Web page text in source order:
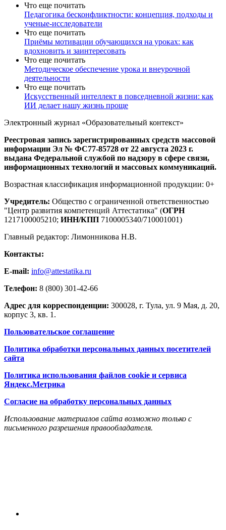
Что еще почитать
Педагогика бесконфликтности: концепция, подходы и
ученые-исследователи
Что еще почитать
Приёмы мотивации обучающихся на уроках: как
вдохновить и заинтересовать
Что еще почитать
Методическое обеспечение урока и внеурочной
деятельности
Что еще почитать
Искусственный интеллект в повседневной жизни: как
ИИ делает нашу жизнь проще
Электронный журнал «Образовательный контекст»
Реестровая запись зарегистрированных средств массовой
информации Эл № ФС77-85728 от 22 августа 2023 г.
выдана Федеральной службой по надзору в сфере связи,
информационных технологий и массовых коммуникаций.
Возрастная классификация информационной продукции: 0+
Учредитель: Общество с ограниченной ответственностью
"Центр развития компетенций Аттестатика" (ОГРН
1217100005210; ИНН/КПП 7100005340/710001001)
Главный редактор: Лимонникова Н.В.
Контакты:
E-mail: info@attestatika.ru
Телефон: 8 (800) 301-42-66
Адрес для корреспонденции: 300028, г. Тула, ул. 9 Мая, д. 20,
корпус 3, кв. 1.
Пользовательское соглашение
Политика обработки персональных данных посетителей
сайта
Политика использования файлов cookie и сервиса
Яндекс.Метрика
Согласие на обработку персональных данных
Использование материалов сайта возможно только с
письменного разрешения правообладателя.